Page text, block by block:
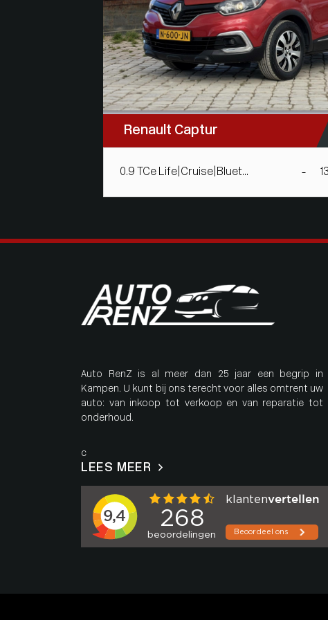
Renault Captur
0.9 TCe Life|Cruise|Bluet...
Auto RenZ is al meer dan 25 jaar een begrip in
Kampen. U kunt bij ons terecht voor alles omtrent uw
auto: van inkoop tot verkoop en van reparatie tot
onderhoud.
c
LEES MEER